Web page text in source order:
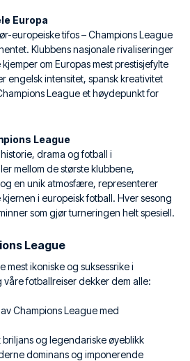
Europa
europeiske tifos – Champions League
Klubbens nasjonale rivaliseringer
om Europas mest prestisjefylte
engelsk intensitet, spansk kreativitet
League et høydepunkt for
League
drama og fotball i
mellom de største klubbene,
en unik atmosfære, representerer
i europeisk fotball. Hver sesong
som gjør turneringen helt spesiell.
League
mest ikoniske og suksessrike i
våre fotballreiser dekker dem alle:
Champions League med
briljans og legendariske øyeblikk
dominans og imponerende